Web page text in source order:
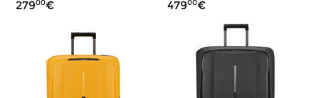
27900 47900